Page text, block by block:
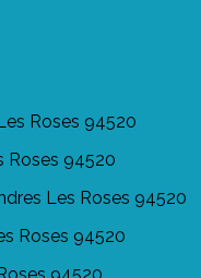
Roses 94520
Roses 94520
Les Roses 94520
Roses 94520
94520